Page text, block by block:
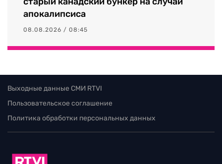
апокалипсиса
08.08.2026 / 08:45
Выходные данные СМИ RTVI
Пользовательское соглашение
Политика обработки персональных данных